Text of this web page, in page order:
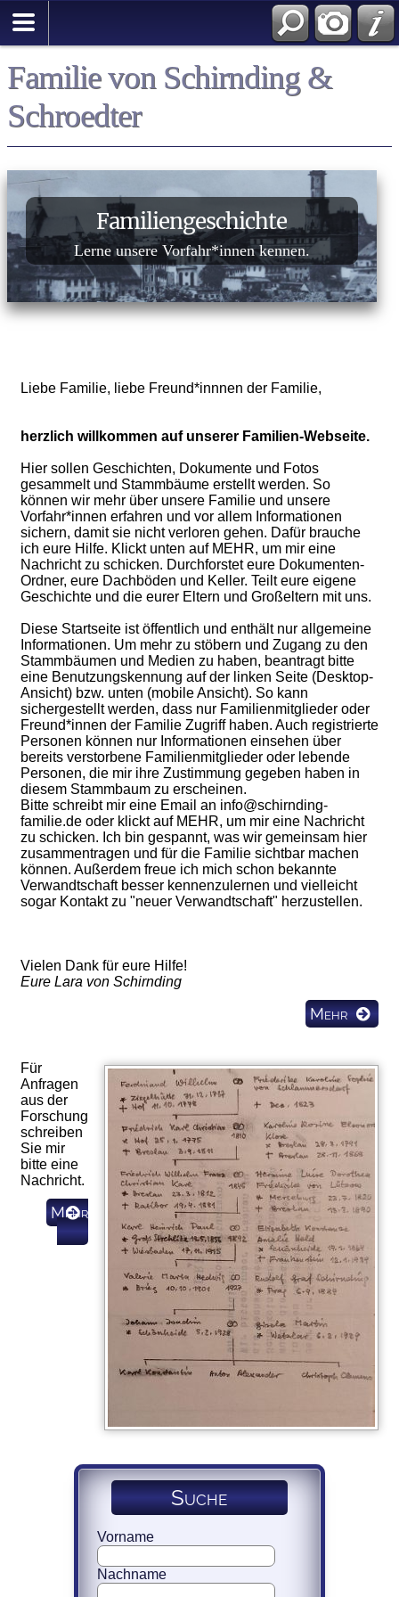
Familie von Schirnding &
Schroedter
Familiengeschichte
Lerne unsere Vorfahr*innen kennen.
Liebe Familie, liebe Freund*innnen der Familie,
herzlich willkommen auf unserer Familien-Webseite.
Hier sollen Geschichten, Dokumente und Fotos
gesammelt und Stammbäume erstellt werden. So
können wir mehr über unsere Familie und unsere
Vorfahr*innen erfahren und vor allem Informationen
sichern, damit sie nicht verloren gehen. Dafür brauche
ich eure Hilfe. Klickt unten auf MEHR, um mir eine
Nachricht zu schicken. Durchforstet eure Dokumenten-
Ordner, eure Dachböden und Keller. Teilt eure eigene
Geschichte und die eurer Eltern und Großeltern mit uns.
Diese Startseite ist öffentlich und enthält nur allgemeine
Informationen. Um mehr zu stöbern und Zugang zu den
Stammbäumen und Medien zu haben, beantragt bitte
eine Benutzungskennung auf der linken Seite (Desktop-
Ansicht) bzw. unten (mobile Ansicht). So kann
sichergestellt werden, dass nur Familienmitglieder oder
Freund*innen der Familie Zugriff haben. Auch registrierte
Personen können nur Informationen einsehen über
bereits verstorbene Familienmitglieder oder lebende
Personen, die mir ihre Zustimmung gegeben haben in
diesem Stammbaum zu erscheinen.
Bitte schreibt mir eine Email an info@schirnding-
familie.de oder klickt auf MEHR, um mir eine Nachricht
zu schicken. Ich bin gespannt, was wir gemeinsam hier
zusammentragen und für die Familie sichtbar machen
können. Außerdem freue ich mich schon bekannte
Verwandtschaft besser kennenzulernen und vielleicht
sogar Kontakt zu "neuer Verwandtschaft" herzustellen.
Vielen Dank für eure Hilfe!
Eure Lara von Schirnding
Mehr
Für
Anfragen
aus der
Forschung
schreiben
Sie mir
bitte eine
Nachricht.
Mehr
Suche
Vorname
Nachname